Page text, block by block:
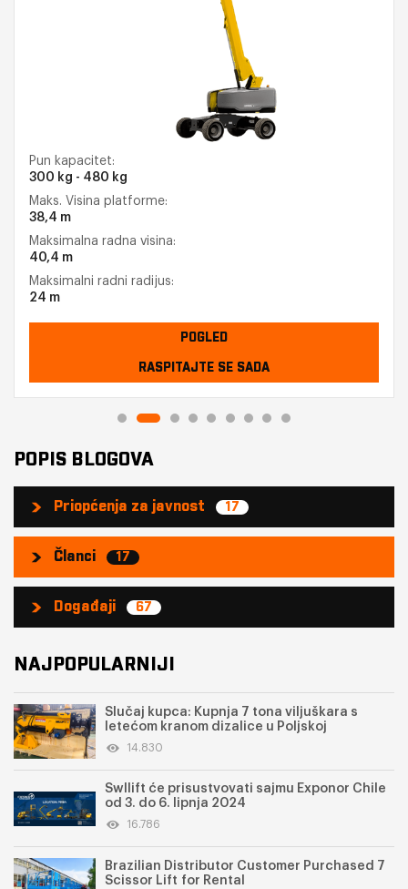
Pun kapacitet:
300 kg - 480 kg
Maks. Visina platforme:
38,4 m
Maksimalna radna visina:
40,4 m
Maksimalni radni radijus:
24 m
POGLED
RASPITAJTE SE SADA
POPIS BLOGOVA
Priopćenja za javnost 17
Članci 17
Događaji 67
NAJPOPULARNIJI
Slučaj kupca: Kupnja 7 tona viljuškara s
letećom kranom dizalice u Poljskoj
14.830
Swllift će prisustvovati sajmu Exponor Chile
od 3. do 6. lipnja 2024
16.786
Brazilian Distributor Customer Purchased 7
Scissor Lift for Rental